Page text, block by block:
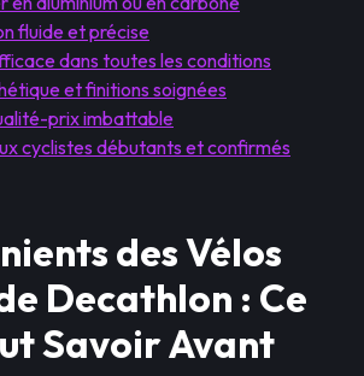
fluide et précise
dans toutes les conditions
et finitions soignées
prix imbattable
cyclistes débutants et confirmés
des Vélos
Decathlon : Ce
Savoir Avant